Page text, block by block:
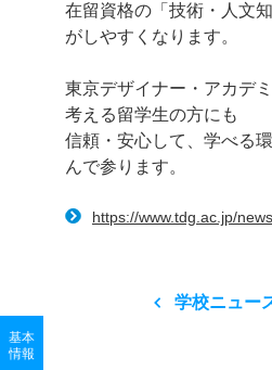
基本
情報
在留資格の「技術・人文
がしやすくなります。
東京デザイナー・アカデ
考える留学生の方にも
信頼・安心して、学べる
んで参ります。
https://www.tdg.ac.jp/
学校ニュー